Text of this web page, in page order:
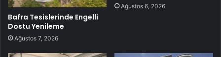
Bafra Tesislerinde Engelli
Dostu Yenileme
Ağustos 7, 2026
Ağustos 6, 2026